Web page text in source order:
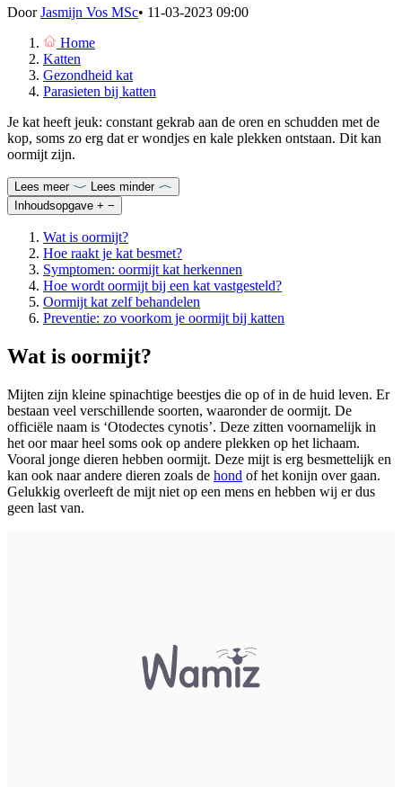
DoorJasmijn Vos MSc• 11-03-2023 09:00
Home
Katten
Gezondheid kat
Parasieten bij katten
Je kat heeft jeuk: constant gekrab aan de oren en schudden met de
kop, soms zo erg dat er wondjes en kale plekken ontstaan. Dit kan
oormijt zijn.
Lees meer
Lees minder
Inhoudsopgave + −
Wat is oormijt?
Hoe raakt je kat besmet?
Symptomen: oormijt kat herkennen
Hoe wordt oormijt bij een kat vastgesteld?
Oormijt kat zelf behandelen
Preventie: zo voorkom je oormijt bij katten
Wat is oormijt?
Mijten zijn kleine spinachtige beestjes die op of in de huid leven. Er
bestaan veel verschillende soorten, waaronder de oormijt. De
officiële naam is ‘Otodectes cynotis’. Deze zitten voornamelijk in
het oor maar heel soms ook op andere plekken op het lichaam.
Vooral jonge dieren hebben oormijt. Deze mijt is erg besmettelijk en
kan ook naar andere dieren zoals de hond of het konijn over gaan.
Gelukkig overleeft de mijt niet op een mens en hebben wij er dus
geen last van.